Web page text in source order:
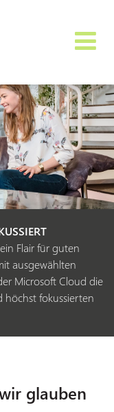
Flair für guten
ausgewählten
Microsoft Cloud die
höchst fokussierten
glauben